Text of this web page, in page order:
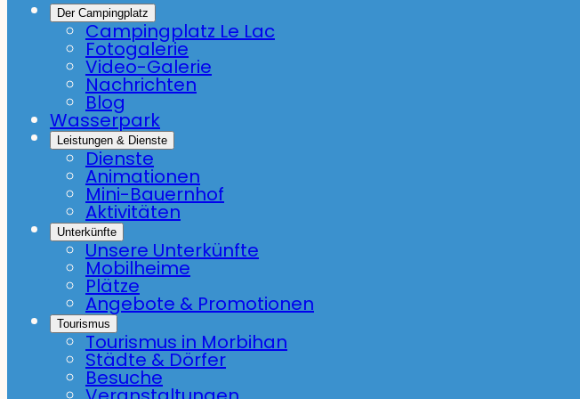
Der Campingplatz
Campingplatz Le Lac
Fotogalerie
Video-Galerie
Nachrichten
Blog
Wasserpark
Leistungen & Dienste
Dienste
Animationen
Mini-Bauernhof
Aktivitäten
Unterkünfte
Unsere Unterkünfte
Mobilheime
Plätze
Angebote & Promotionen
Tourismus
Tourismus in Morbihan
Städte & Dörfer
Besuche